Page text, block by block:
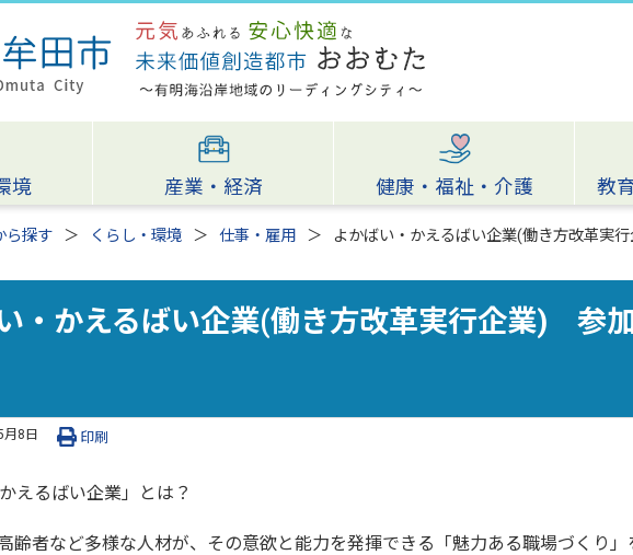
境 産業・経済 健康・福祉・介護 教
ら探す くらし・環境 仕事・雇用 よかばい・かえるばい企業(働き方改革実
・かえるばい企業(働き方改革実行企業) 参
月8日 印刷
えるばい企業」とは？
齢者など多様な人材が、その意欲と能力を発揮できる「魅力ある職場づくり」